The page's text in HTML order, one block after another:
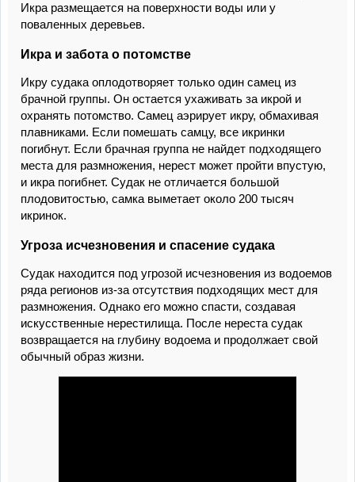
Икра размещается на поверхности воды или у
поваленных деревьев.
Икра и забота о потомстве
Икру судака оплодотворяет только один самец из
брачной группы. Он остается ухаживать за икрой и
охранять потомство. Самец аэрирует икру, обмахивая
плавниками. Если помешать самцу, все икринки
погибнут. Если брачная группа не найдет подходящего
места для размножения, нерест может пройти впустую,
и икра погибнет. Судак не отличается большой
плодовитостью, самка выметает около 200 тысяч
икринок.
Угроза исчезновения и спасение судака
Судак находится под угрозой исчезновения из водоемов
ряда регионов из-за отсутствия подходящих мест для
размножения. Однако его можно спасти, создавая
искусственные нерестилища. После нереста судак
возвращается на глубину водоема и продолжает свой
обычный образ жизни.